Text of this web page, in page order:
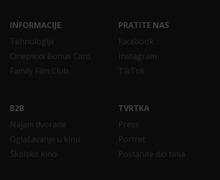
INFORMACIJE
Tehnologije
Cineplexx Bonus Card
Family Film Club
PRATITE NAS
Facebook
Instagram
TikTok
B2B
Najam dvorane
Oglašavanje u kinu
Školsko kino
TVRTKA
Press
Portret
Postanite dio tima